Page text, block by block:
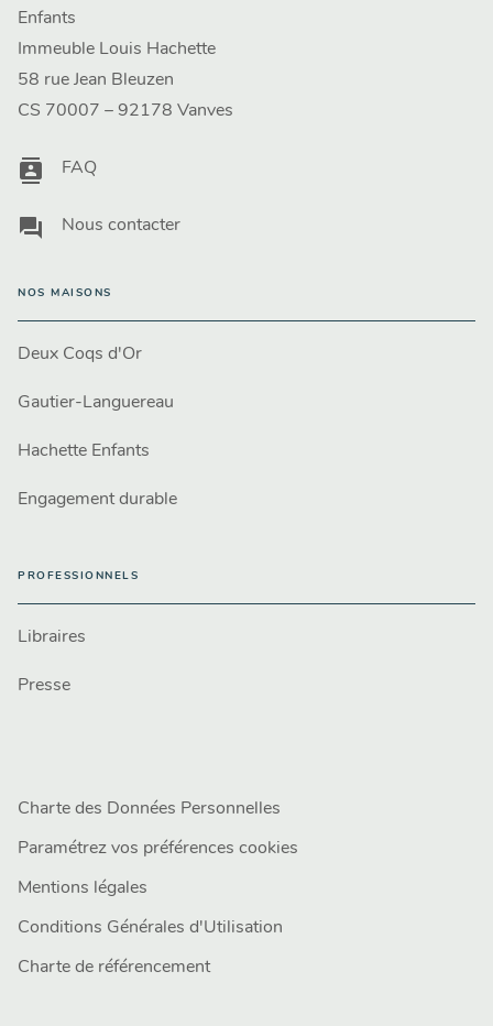
Enfants
Immeuble Louis Hachette
58 rue Jean Bleuzen
CS 70007 – 92178 Vanves
contacts FAQ
question_answer Nous contacter
NOS MAISONS
Deux Coqs d'Or
Gautier-Languereau
Hachette Enfants
Engagement durable
PROFESSIONNELS
Libraires
Presse
Charte des Données Personnelles
Paramétrez vos préférences cookies
Mentions légales
Conditions Générales d'Utilisation
Charte de référencement